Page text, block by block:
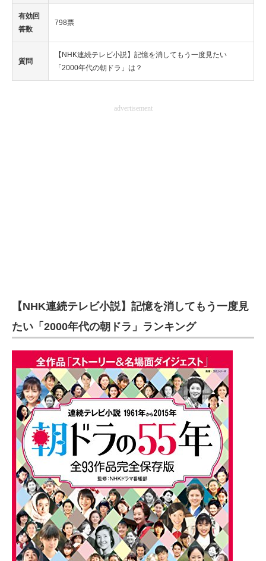
有効回
答数
798票
質問
【NHK連続テレビ小説】記憶を消してもう一度見たい
「2000年代の朝ドラ」は？
advertisement
【NHK連続テレビ小説】記憶を消してもう一度見
たい「2000年代の朝ドラ」ランキング